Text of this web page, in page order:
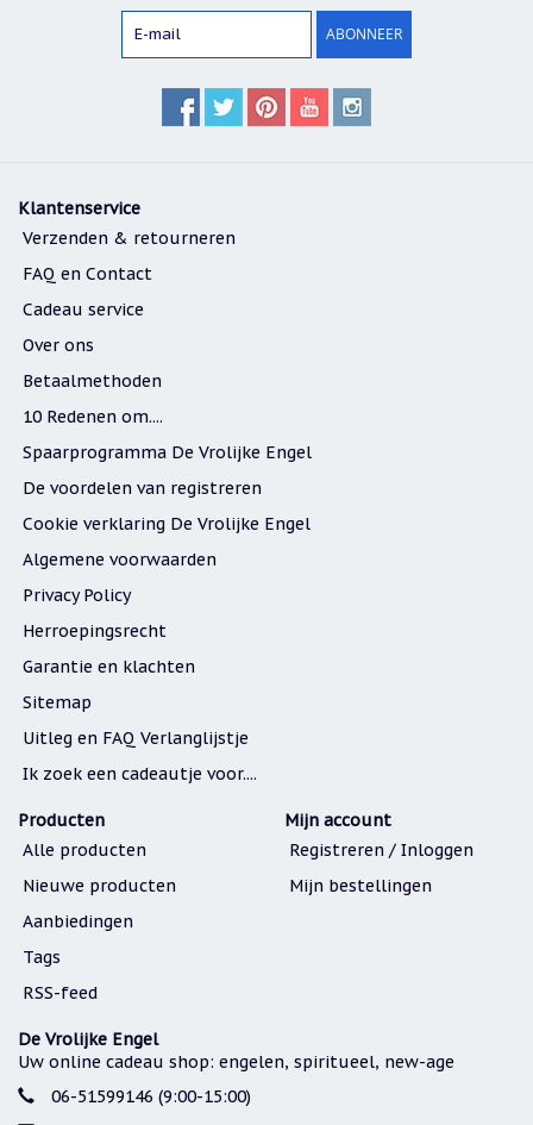
ABONNEER
Klantenservice
Verzenden & retourneren
FAQ en Contact
Cadeau service
Over ons
Betaalmethoden
10 Redenen om....
Spaarprogramma De Vrolijke Engel
De voordelen van registreren
Cookie verklaring De Vrolijke Engel
Algemene voorwaarden
Privacy Policy
Herroepingsrecht
Garantie en klachten
Sitemap
Uitleg en FAQ Verlanglijstje
Ik zoek een cadeautje voor....
Producten
Alle producten
Nieuwe producten
Aanbiedingen
Tags
RSS-feed
Mijn account
Registreren / Inloggen
Mijn bestellingen
De Vrolijke Engel
Uw online cadeau shop: engelen, spiritueel, new-age
06-51599146 (9:00-15:00)